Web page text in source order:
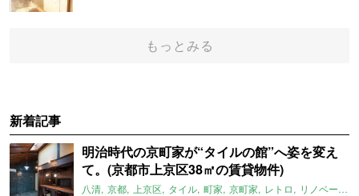
もっとみる
新着記事
明治時代の京町家が“タイルの館”へ姿を変え
て。(京都市上京区38㎡の賃貸物件)
八清 京都 上京区 タイル 町家 京町家 レトロ リノベーション